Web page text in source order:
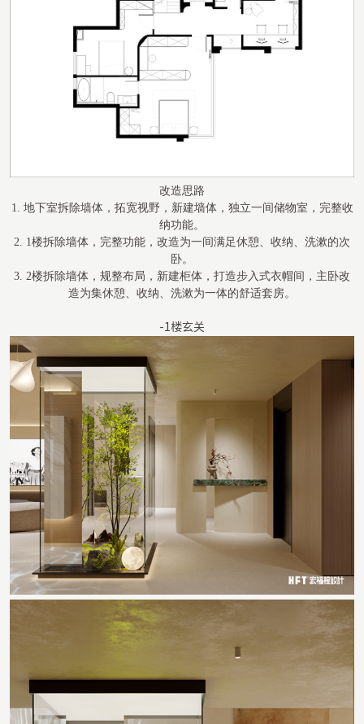
改造思路
1. 地下室拆除墙体，拓宽视野，新建墙体，独立一间储物室 ， 完整收
纳功能。
2. 1楼拆除墙体，完整功能，改造为一间满足休憩、收纳、洗漱的次
卧。
3. 2楼拆除墙体，规整布局，新建柜体，打造步入式衣帽间，主卧改
造为集休憩、收纳、洗漱为一体的舒适套房。
-1楼玄关